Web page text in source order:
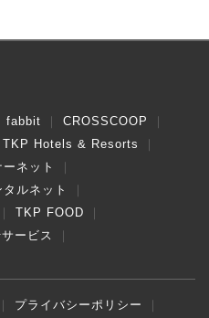
fabbit
CROSSCOOP
TKP Hotels & Resorts
ネット
ルネット
TKP FOOD
ービス
プライバシーポリシー